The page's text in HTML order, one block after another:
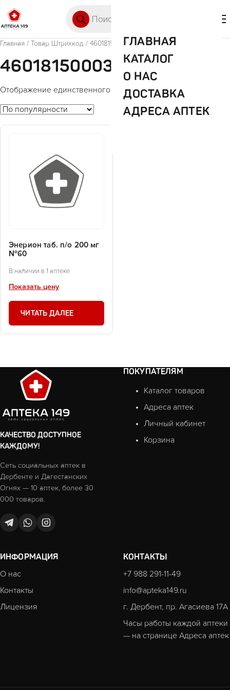
ГЛАВНАЯ
КАТАЛОГ
О НАС
ДОСТАВКА
АДРЕСА АПТЕК
Главная / Товар Штрихкод / 4601815000368
4601815000368
Отображение единственного товара
Энерион таб. п/о 200 мг
№60
В наличии в 1 аптеке
Показать цену
ЧИТАТЬ ДАЛЕЕ
КАЧЕСТВО ДОСТУПНОЕ
КАЖДОМУ!
Сеть социальных аптек в
Дербенте и Дагестанских
Огнях — 10 аптек, более 30
000 товаров.
ПОКУПАТЕЛЯМ
Каталог товаров
Адреса аптек
Личный кабинет
Корзина
ИНФОРМАЦИЯ
О нас
Контакты
Лицензия
КОНТАКТЫ
+7 988 291-11-49
info@apteka149.ru
г. Дербент, пр. Агасиева 17А
Часы работы каждой аптеки
— на странице Адреса аптек